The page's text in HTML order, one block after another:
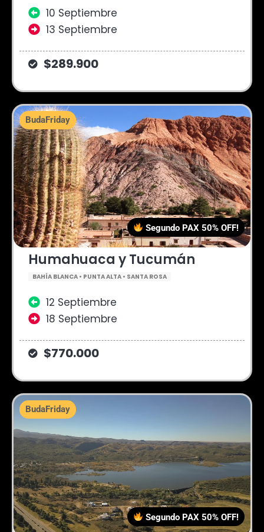
10 Septiembre
13 Septiembre
$289.900
Humahuaca y Tucumán
BAHÍA BLANCA • PUNTA ALTA • SANTA ROSA
12 Septiembre
18 Septiembre
$770.000
BudaFriday
Segundo PAX 50% OFF!
BudaFriday
Segundo PAX 50% OFF!